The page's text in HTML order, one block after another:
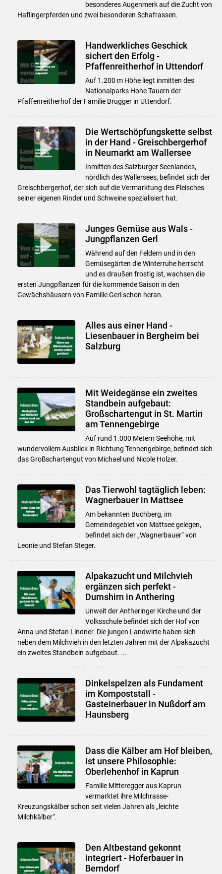
besonderes Augenmerk auf die Zucht von
Haflingerpferden und zwei besonderen Schafrassen.
Handwerkliches Geschick
sichert den Erfolg -
Pfaffenreitherhof in Uttendorf
Auf 1.200 m Höhe liegt inmitten des
Nationalparks Hohe Tauern der
Pfaffenreitherhof der Familie Brugger in Uttendorf.
Die Wertschöpfungskette selbst
in der Hand - Greischbergerhof
in Neumarkt am Wallersee
Inmitten des Salzburger Seenlandes,
nördlich des Wallersees, befindet sich der
Greischbergerhof, der sich auf die Vermarktung des Fleisches
seiner eigenen Rinder und Schweine spezialisiert hat.
Junges Gemüse aus Wals -
Jungpflanzen Gerl
Während auf den Feldern und in den
Gemüsegärten die Winterruhe herrscht
und es draußen frostig ist, wachsen die
ersten Jungpflanzen für die kommende Saison in den
Gewächshäusern von Familie Gerl schon heran.
Alles aus einer Hand -
Liesenbauer in Bergheim bei
Salzburg
Mit Weidegänse ein zweites
Standbein aufgebaut:
Großschartengut in St. Martin
am Tennengebirge
Auf rund 1.000 Metern Seehöhe, mit
wundervollem Ausblick in Richtung Tennengebirge, befindet sich
das Großschartengut von Michael und Nicole Holzer.
Das Tierwohl tagtäglich leben:
Wagnerbauer in Mattsee
Am bekannten Buchberg, im
Gemeindegebiet von Mattsee gelegen,
befindet sich der „Wagnerbauer“ von
Leonie und Stefan Steger.
Alpakazucht und Milchvieh
ergänzen sich perfekt -
Dumshirn in Anthering
Unweit der Antheringer Kirche und der
Volksschule befindet sich der Hof von
Anna und Stefan Lindner. Die jungen Landwirte haben sich
neben dem Milchvieh in den letzten Jahren mit der Alpakazucht
ein zweites Standbein aufgebaut. ...
Dinkelspelzen als Fundament
im Kompoststall -
Gasteinerbauer in Nußdorf am
Haunsberg
Dass die Kälber am Hof bleiben,
ist unsere Philosophie:
Oberlehenhof in Kaprun
Familie Mitteregger aus Kaprun
vermarktet ihre Milchrasse-
Kreuzungskälber schon seit vielen Jahren als „leichte
Milchkälber“.
Den Altbestand gekonnt
integriert - Hoferbauer in
Berndorf